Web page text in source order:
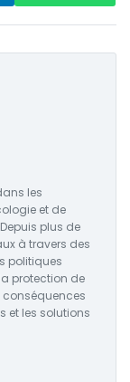
les
et de
plus de
à travers des
politiques
protection de
conséquences
et les solutions